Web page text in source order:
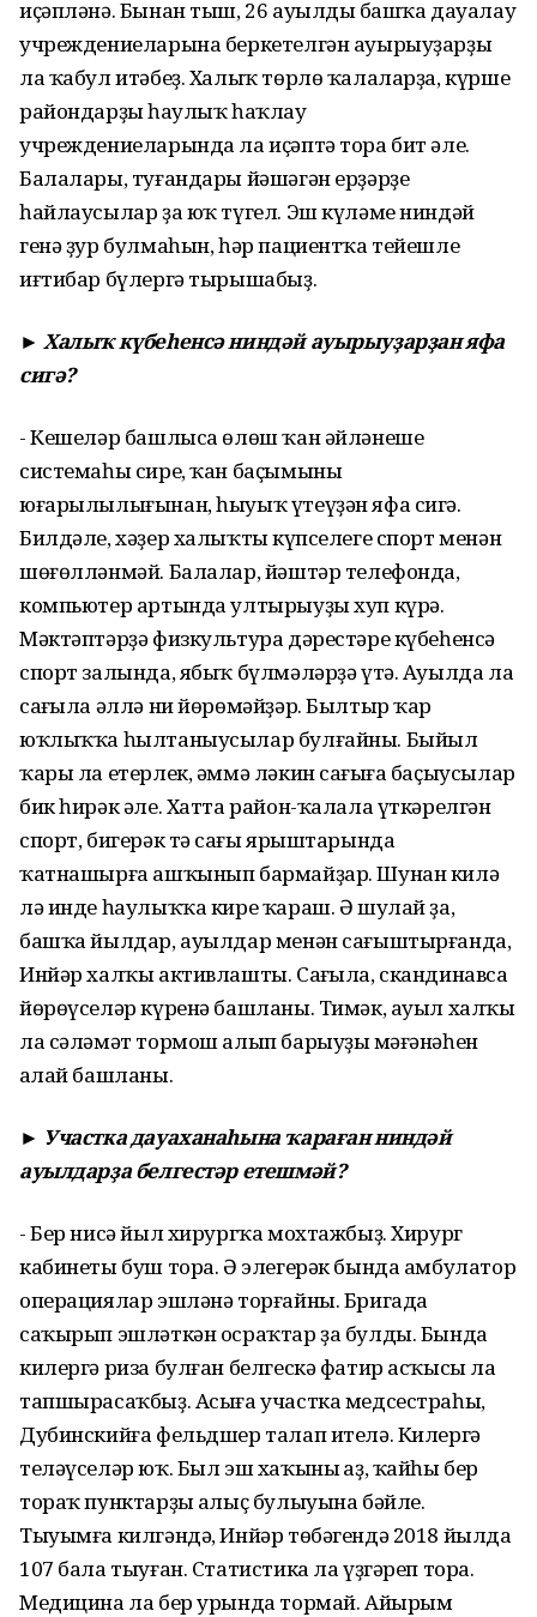
иҫәпләнә. Бынан тыш, 26 ауылдың башҡа дауалау
учреждениеларына беркетелгән ауырыуҙарҙы
ла ҡабул итәбеҙ. Халыҡ төрлө ҡалаларҙа, күрше
райондарҙың һаулыҡ һаҡлау
учреждениеларында ла иҫәптә тора бит әле.
Балалары, туғандары йәшәгән ерҙәрҙе
һайлаусылар ҙа юҡ түгел. Эш күләме ниндәй
генә ҙур булмаһын, һәр пациентҡа тейешле
иғтибар бүлергә тырышабыҙ.
► Халыҡ күбеһенсә ниндәй ауырыуҙарҙан яфа
сигә?
- Кешеләр башлыса өлөш ҡан әйләнеше
системаһы сире, ҡан баҫымының
юғарылылығынан, һыуыҡ үтеүҙән яфа сигә.
Билдәле, хәҙер халыҡтың күпселеге спорт менән
шөғөлләнмәй. Балалар, йәштәр телефонда,
компьютер артында ултырыуҙы хуп күрә.
Мәктәптәрҙә физкультура дәрестәре күбеһенсә
спорт залында, ябыҡ бүлмәләрҙә үтә. Ауылда ла
саңғыла әллә ни йөрөмәйҙәр. Былтыр ҡар
юҡлыҡҡа һылтаныусылар булғайны. Быйыл
ҡары ла етерлек, әммә ләкин саңғыға баҫыусылар
бик һирәк әле. Хатта район-ҡалала үткәрелгән
спорт, бигерәк тә саңғы ярыштарында
ҡатнашырға ашҡынып бармайҙар. Шунан килә
лә инде һаулыҡҡа кире ҡараш. Ә шулай ҙа,
башҡа йылдар, ауылдар менән сағыштырғанда,
Инйәр халҡы активлашты. Саңғыла, скандинавса
йөрөүселәр күренә башланы. Тимәк, ауыл халҡы
ла сәләмәт тормош алып барыуҙың мәғәнәһен
аңлай башланы.
► Участка дауаханаһына ҡараған ниндәй
ауылдарҙа белгестәр етешмәй?
- Бер нисә йыл хирургҡа мохтажбыҙ. Хирург
кабинеты буш тора. Ә элегерәк бында амбулатор
операциялар эшләнә торғайны. Бригада
саҡырып эшләткән осраҡтар ҙа булды. Бында
килергә риза булған белгескә фатир асҡысы ла
тапшырасаҡбыҙ. Асыға участка медсестраһы,
Дубинскийға фельдшер талап ителә. Килергә
теләүселәр юҡ. Был эш хаҡының аҙ, ҡайһы бер
тораҡ пунктарҙың алыҫ булыуына бәйле.
Тыуымға килгәндә, Инйәр төбәгендә 2018 йылда
107 бала тыуған. Статистика ла үҙгәреп тора.
Медицина ла бер урында тормай. Айырым